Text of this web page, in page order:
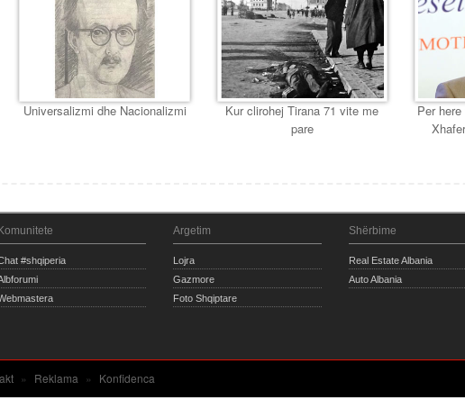
Universalizmi dhe Nacionalizmi
Kur clirohej Tirana 71 vite me
pare
Per
#shqiperia
Argetim
Lojra
Gazmore
Foto Shqiptare
Shërbime
Real Estate Albania
Auto Albania
» Reklama » Konfidenca